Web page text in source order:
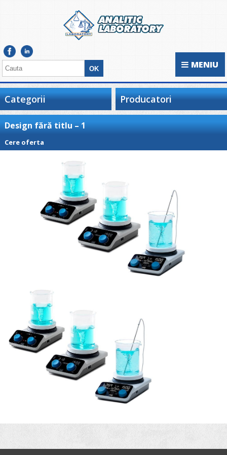
MENIU
Categorii Producatori
Design fără titlu – 1
Cere oferta